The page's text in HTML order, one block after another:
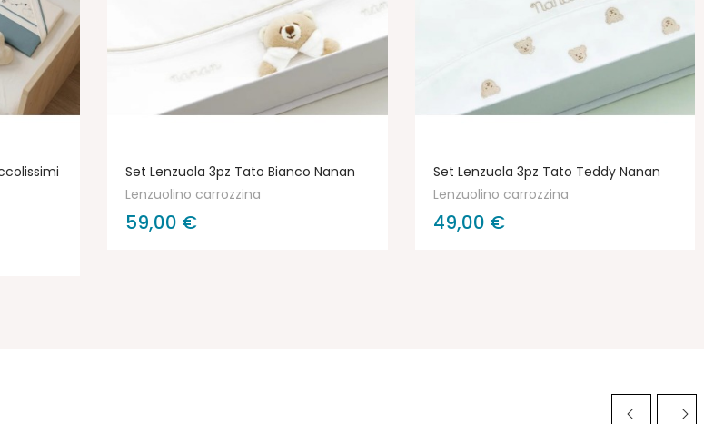
Set Lenzuola 3pz Tato Bianco Nanan
Lenzuolino carrozzina
59,00 €
Set Lenzuola 3pz Tato Teddy Nanan
Lenzuolino carrozzina
49,00 €